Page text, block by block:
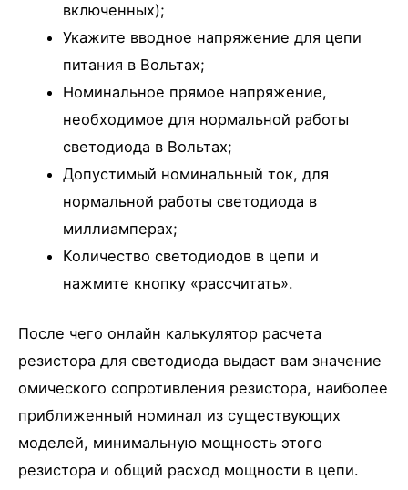
включенных);
Укажите вводное напряжение для цепи
питания в Вольтах;
Номинальное прямое напряжение,
необходимое для нормальной работы
светодиода в Вольтах;
Допустимый номинальный ток, для
нормальной работы светодиода в
миллиамперах;
Количество светодиодов в цепи и
нажмите кнопку «рассчитать».
После чего онлайн калькулятор расчета
резистора для светодиода выдаст вам значение
омического сопротивления резистора, наиболее
приближенный номинал из существующих
моделей, минимальную мощность этого
резистора и общий расход мощности в цепи.